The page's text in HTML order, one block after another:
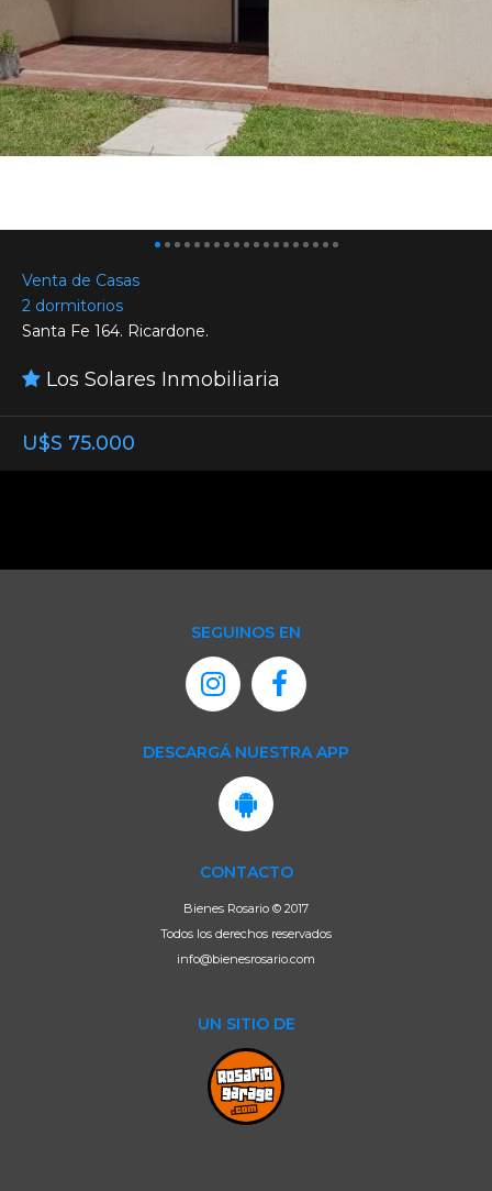
Venta de Casas
2 dormitorios
Santa Fe 164. Ricardone.
Los Solares Inmobiliaria
U$S 75.000
SEGUINOS EN
DESCARGÁ NUESTRA APP
CONTACTO
Bienes Rosario © 2017
Todos los derechos reservados
info@bienesrosario.com
UN SITIO DE